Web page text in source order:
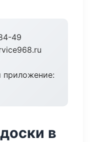
49
приложение:
в